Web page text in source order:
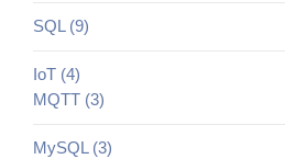
SQL (9)
IoT (4)
MQTT (3)
MySQL (3)